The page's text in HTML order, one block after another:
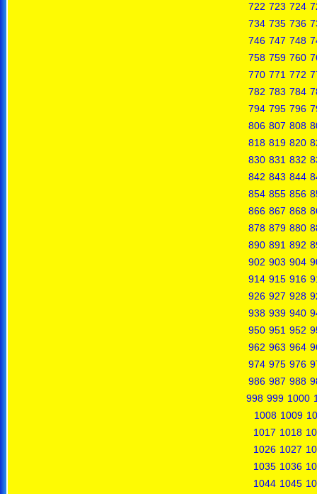
722 723 724
734 735 736
746 747 748
758 759 760
770 771 772
782 783 784
794 795 796
806 807 808
818 819 820
830 831 832
842 843 844
854 855 856
866 867 868
878 879 880
890 891 892
902 903 904
914 915 916
926 927 928
938 939 940
950 951 952
962 963 964
974 975 976
986 987 988
998 999 1000
1008 1009
1017 1018
1026 1027
1035 1036
1044 1045